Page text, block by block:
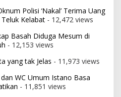
Polisi ‘Nakal’ Terima Uang
Kelabat - 12,472 views
Basah Diduga Mesum di
- 12,153 views
yang tak Jelas - 11,973 views
WC Umum Istano Basa
- 11,851 views